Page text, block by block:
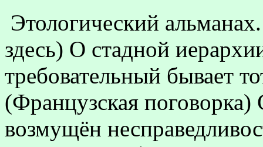
Этологический
здесь) О стадной
требовательный бывает
(Французская поговорка)
возмущён